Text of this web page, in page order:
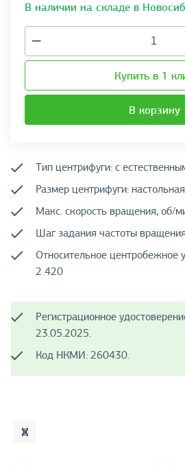
В наличии на складе в
Купить в 1
В корзину
Тип центрифуги: с
Размер центрифуги: настольная
Макс. скорость вращения, об/
Шаг задания частоты
Относительное центробежное
2 420
Регистрационное
23.05.2025.
Код НКМИ: 260430.